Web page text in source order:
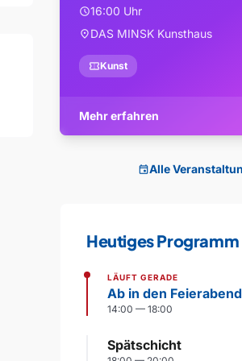
schedule16:00 Uhr
location_onDAS MINSK Kunsthaus
confirmation_numberKunst
Mehr erfahren
eventAlle
Heutiges Programm
LÄUFT GERADE
Ab in den Feierabend
14:00 — 18:00
Spätschicht